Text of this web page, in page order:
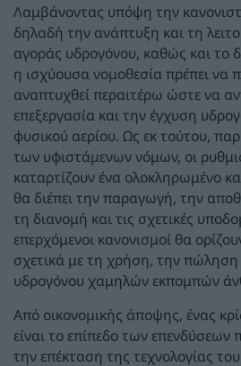
Λαμβάνοντας υπόψη την
δηλαδή την ανάπτυξη και τη
αγοράς υδρογόνου, καθώς και το
η ισχύουσα νομοθεσία πρέπει να
αναπτυχθεί περαιτέρω ώστε να
επεξεργασία και την έγχυση
φυσικού αερίου. Ως εκ τούτου,
των υφιστάμενων νόμων, οι
καταρτίζουν ένα ολοκληρωμένο
θα διέπει την παραγωγή, την
τη διανομή και τις σχετικές
επερχόμενοι κανονισμοί θα
σχετικά με τη χρήση, την πώληση
υδρογόνου χαμηλών εκπομπών
Από οικονομικής άποψης, ένας
είναι το επίπεδο των επενδύσεων
την επέκταση της τεχνολογίας